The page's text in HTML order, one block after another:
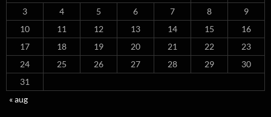
3
4 5 6 7 8
9
10
11 12 13 14 15
16
17
18 19 20 21 22
23
24
25 26 27 28 29
30
31
« aug